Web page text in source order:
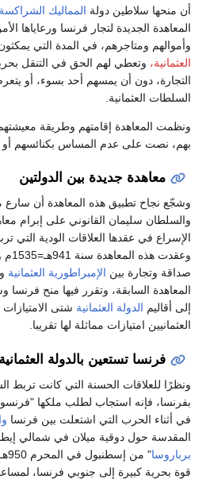
أن منحها سلاطين دولة المماليك الشراكسة
المعاهدة الجديدة لتجار فرنسا ورعاياها
وأموالهم ومتاجرهم، في المدة التي
العثمانية، وتعطي لهم الحق في التنقل
التجارة، دون أن يمسهم أحد بسوء، أو
السلطات العثمانية.
ونظمت المعاهدة إقامتهم وطريقة
بهم، نصت على عدم المساس بكنائسهم
معاهدة جديدة بين الدولتين
وشجّع نجاح تطبيق هذه المعاهدة أن سارع
والسلطان سليمان القانوني على إبرام
الإسراع في عقدها العلاقات الودية التي
صداقة وتجارة بين الإمبراطورية العثمانية
المعاهدة السابقة، وتقرر فيها منح فرنسا
إلى أقاليم الدولة العثمانية شتى
العثمانيين امتيازات مماثلة لها تقريبا.
فرنسا تستعين بالدولة العثمانية
ونظرًا للعلاقات الحسنة التي كانت تربط
بفرنسا، فإنه استجاب لطلب ملكها
في أثناء الحرب التي اشتعلت بين فرنسا
المقدسة حول دوقية ميلان في شمالي
برباروسا
قوة بحرية كبيرة إلى جنوبي فرنسا،